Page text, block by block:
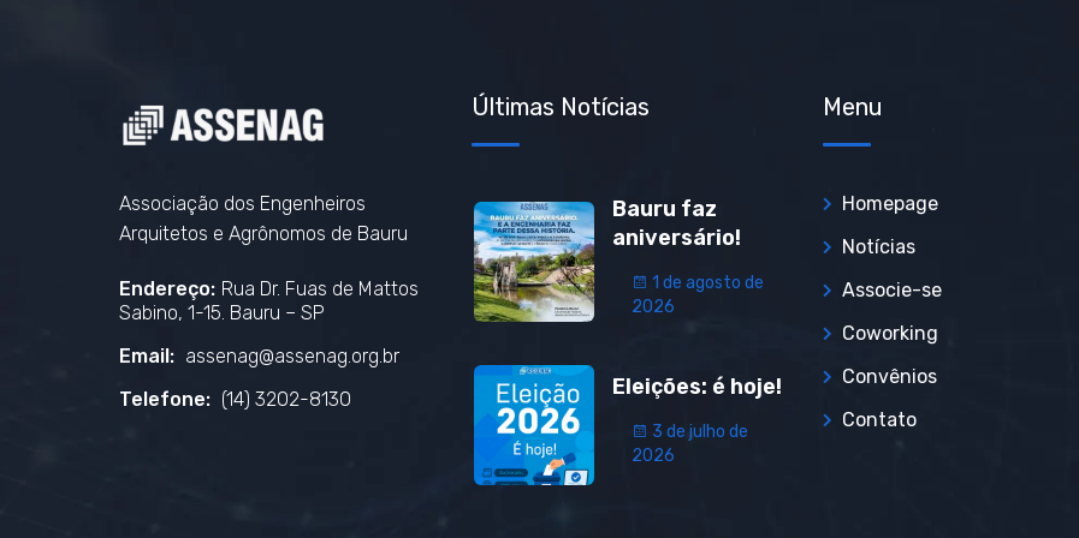
Associação dos Engenheiros
Arquitetos e Agrônomos de Bauru
Endereço: Rua Dr. Fuas de Mattos
Sabino, 1-15. Bauru – SP
Email: assenag@assenag.org.br
Telefone: (14) 3202-8130
Últimas Notícias
Bauru faz
aniversário!
1 de agosto de
2026
Eleições: é hoje!
3 de julho de
2026
Menu
Homepage
Notícias
Associe-se
Coworking
Convênios
Contato